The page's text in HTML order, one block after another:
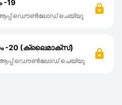
-19
ആപ്പ് ഡൌൺലോഡ് ചെയ്യൂ
-20 (ക്ലൈമാക്സ്‌)
ആപ്പ് ഡൌൺലോഡ് ചെയ്യൂ